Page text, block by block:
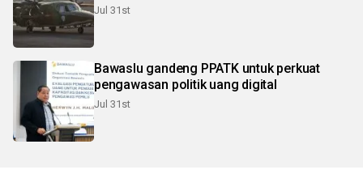
Jul 31st
Bawaslu gandeng PPATK untuk perkuat
pengawasan politik uang digital
Jul 31st